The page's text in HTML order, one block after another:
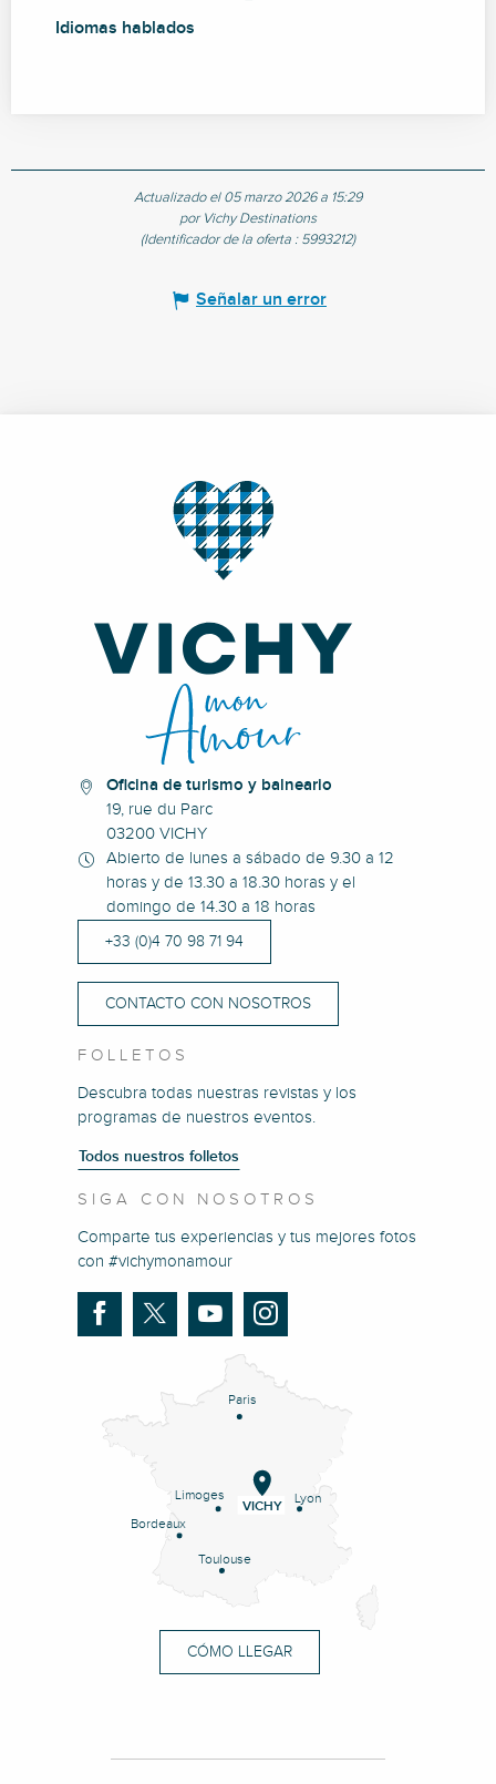
Idiomas hablados
Idiomas hablados
Actualizado el 05 marzo 2026 a 15:29
por Vichy Destinations
(Identificador de la oferta : 5993212)
Señalar un error
Oficina de turismo y balneario
19, rue du Parc
03200 VICHY
Abierto de lunes a sábado de 9.30 a 12
horas y de 13.30 a 18.30 horas y el
domingo de 14.30 a 18 horas
+33 (0)4 70 98 71 94
CONTACTO CON NOSOTROS
FOLLETOS
Descubra todas nuestras revistas y los
programas de nuestros eventos.
Todos nuestros folletos
SIGA CON NOSOTROS
Comparte tus experiencias y tus mejores fotos
con #vichymonamour
Paris
Lyon
Limoges
Bordeaux
Toulouse
VICHY
CÓMO LLEGAR